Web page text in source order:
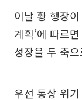
이날 황 행장
계획’에 따르
성장을 두 축
우선 통상 위